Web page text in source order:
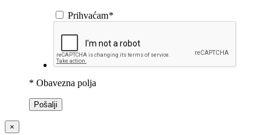
Prihvaćam*
* Obavezna polja
Pošalji
×